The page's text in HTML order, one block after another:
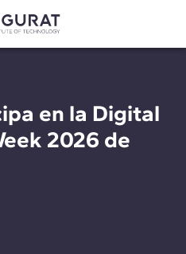
en la Digital
2026 de